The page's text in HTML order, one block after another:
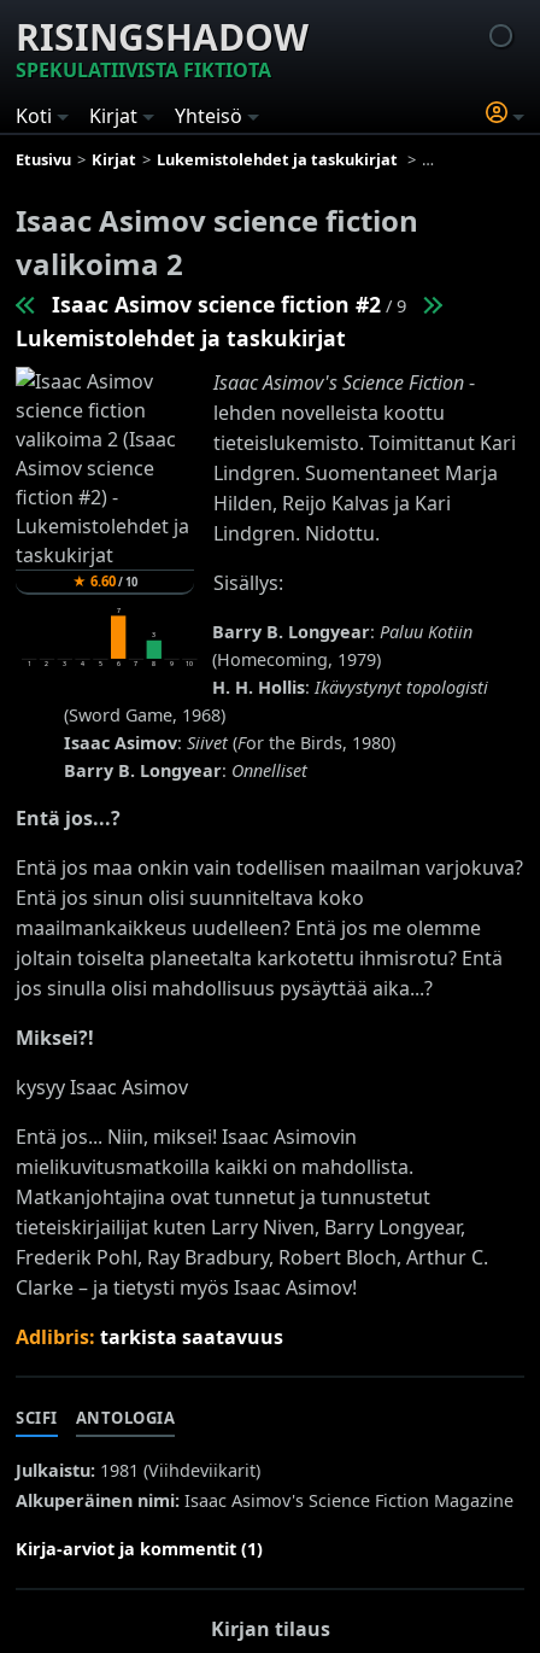
RISINGSHADOW
SPEKULATIIVISTA FIKTIOTA
Koti
Kirjat Yhteisö
Etusivu Kirjat Lukemistolehdet ja taskukirjat Isaac Asimov
Isaac Asimov science fiction
valikoima 2
Isaac Asimov science fiction #2 / 9
Lukemistolehdet ja taskukirjat
★6.60/10
1 2 3 4 5
7
6 7
3
8 9 10
Isaac Asimov's Science Fiction-
lehden novelleista koottu
tieteislukemisto. Toimittanut Kari
Lindgren. Suomentaneet Marja
Hilden, Reijo Kalvas ja Kari
Lindgren. Nidottu.
Sisällys:
Barry B. Longyear: Paluu Kotiin
(Homecoming, 1979)
H. H. Hollis: Ikävystynyt topologisti
(Sword Game, 1968)
Isaac Asimov:Siivet(For the Birds, 1980)
Barry B. Longyear: Onnelliset
Entä jos...?
Entä jos maa onkin vain todellisen maailman varjokuva?
Entä jos sinun olisi suunniteltava koko
maailmankaikkeus uudelleen? Entä jos me olemme
joltain toiselta planeetalta karkotettu ihmisrotu? Entä
jos sinulla olisi mahdollisuus pysäyttää aika...?
Miksei?!
kysyy Isaac Asimov
Entä jos... Niin, miksei! Isaac Asimovin
mielikuvitusmatkoilla kaikki on mahdollista.
Matkanjohtajina ovat tunnetut ja tunnustetut
tieteiskirjailijat kuten Larry Niven, Barry Longyear,
Frederik Pohl, Ray Bradbury, Robert Bloch, Arthur C.
Clarke – ja tietysti myös Isaac Asimov!
Adlibris:tarkista saatavuus
SCIFI ANTOLOGIA
Julkaistu: 1981 (Viihdeviikarit)
Alkuperäinen nimi: Isaac Asimov's Science Fiction Magazine
Kirja-arviot ja kommentit (1)
Kirjan tilaus